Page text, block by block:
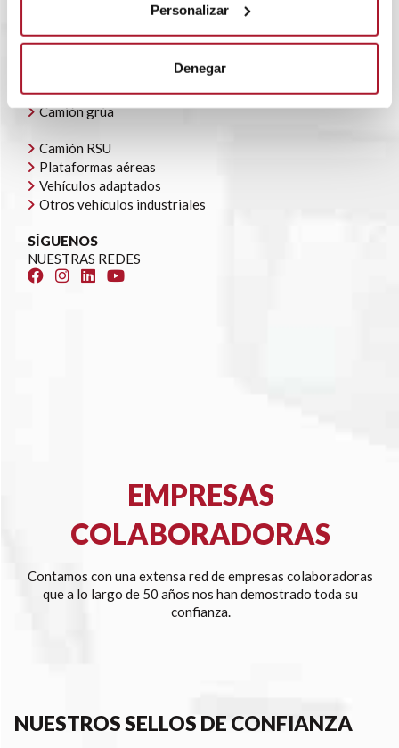
Personalizar
Denegar
NUESTRA FLOTA
Camión caja abierta
Camión grúa
Camión RSU
Plataformas aéreas
Vehículos adaptados
Otros vehículos industriales
SÍGUENOS
NUESTRAS REDES
EMPRESAS
COLABORADORAS
Contamos con una extensa red de empresas colaboradoras
que a lo largo de 50 años nos han demostrado toda su
confianza.
NUESTROS SELLOS DE CONFIANZA